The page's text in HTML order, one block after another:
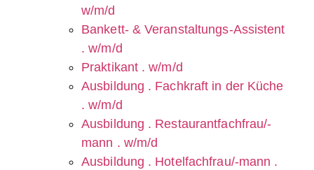
w/m/d
Bankett- & Veranstaltungs-Assistent
. w/m/d
Praktikant . w/m/d
Ausbildung . Fachkraft in der Küche
. w/m/d
Ausbildung . Restaurantfachfrau/-
mann . w/m/d
Ausbildung . Hotelfachfrau/-mann .